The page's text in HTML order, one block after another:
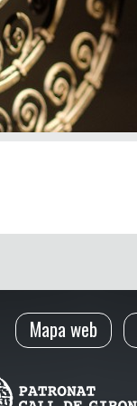
Mapa web